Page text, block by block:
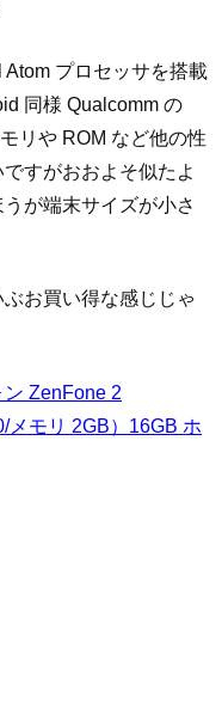
Atom プロセッサを搭載
同様 Qualcomm の
リや ROM など他の性
すがおおよそ似たよ
が端末サイズが小さ
お買い得な感じじゃ
ZenFone 2
メモリ 2GB）16GB ホ